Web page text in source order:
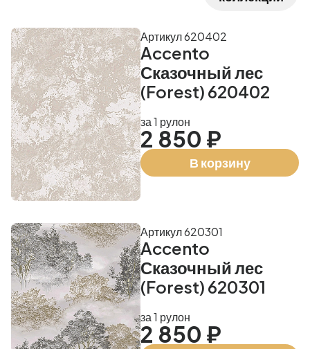
Accento
Сказочный лес
(Forest) 620402
Артикул 620402
за 1 рулон
2 850 ₽
В корзину
Accento
Сказочный лес
(Forest) 620301
Артикул 620301
за 1 рулон
2 850 ₽